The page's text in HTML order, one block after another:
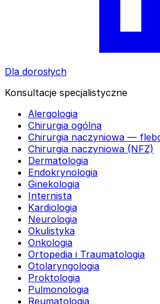
Dla dorosłych
Konsultacje specjalistyczne
Alergologia
Chirurgia ogólna
Chirurgia naczyniowa —
Chirurgia naczyniowa (NFZ)
Dermatologia
Endokrynologia
Ginekologia
Internista
Kardiologia
Neurologia
Okulistyka
Onkologia
Ortopedia i Traumatologia
Otolaryngologia
Proktologia
Pulmonologia
Reumatologia